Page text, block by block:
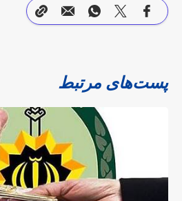
پست‌های مرتبط